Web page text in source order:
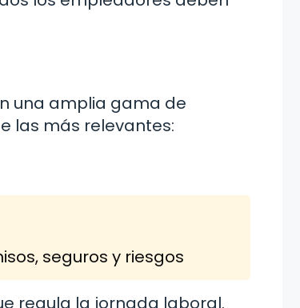
una amplia gama de
las más relevantes:
seguros y riesgos
regula la jornada laboral.